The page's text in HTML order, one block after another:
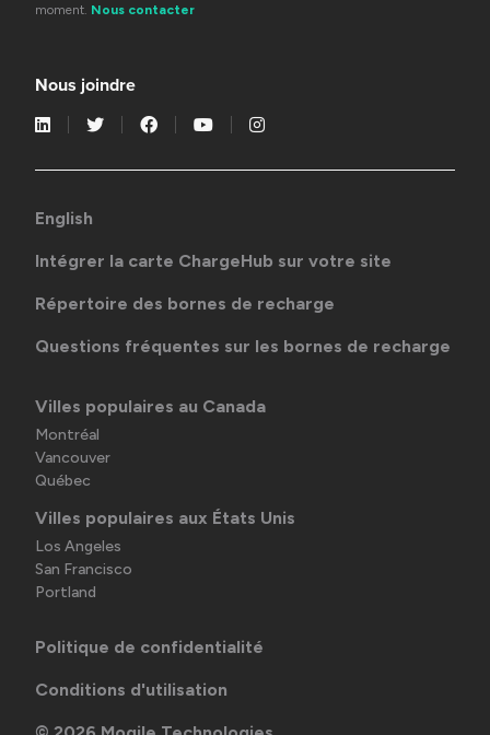
moment. Nous contacter
Nous joindre
English
Intégrer la carte ChargeHub sur votre site
Répertoire des bornes de recharge
Questions fréquentes sur les bornes de recharge
Villes populaires au Canada
Montréal
Vancouver
Québec
Villes populaires aux États Unis
Los Angeles
San Francisco
Portland
Politique de confidentialité
Conditions d'utilisation